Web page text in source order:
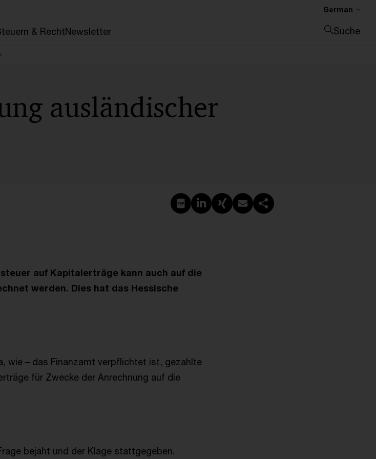
& RechtNewsletter
German
Suche
ausländischer
PDF erstellen
Auf LinkedIn teilen
Auf Xing teilen
Per E-Mail teilen
Link kopieren
auf Kapitalerträge kann auch auf die
werden. Dies hat das Hessische
wie – das Finanzamt verpflichtet ist, gezahlte
für Zwecke der Anrechnung auf die
bejaht und der Klage stattgegeben.